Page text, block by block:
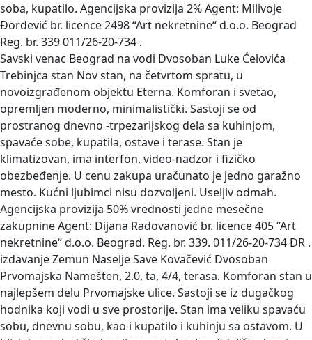
soba, kupatilo. Agencijska provizija 2% Agent: Milivoje
Đorđević br. licence 2498 “Art nekretnine“ d.o.o. Beograd
Reg. br. 339 011/26-20-734 .
Savski venac Beograd na vodi Dvosoban Luke Ćelovića
Trebinjca stan Nov stan, na četvrtom spratu, u
novoizgrađenom objektu Eterna. Komforan i svetao,
opremljen moderno, minimalistički. Sastoji se od
prostranog dnevno -trpezarijskog dela sa kuhinjom,
spavaće sobe, kupatila, ostave i terase. Stan je
klimatizovan, ima interfon, video-nadzor i fizičko
obezbeđenje. U cenu zakupa uračunato je jedno garažno
mesto. Kućni ljubimci nisu dozvoljeni. Useljiv odmah.
Agencijska provizija 50% vrednosti jedne mesečne
zakupnine Agent: Dijana Radovanović br. licence 405 “Art
nekretnine“ d.o.o. Beograd. Reg. br. 339. 011/26-20-734 DR .
izdavanje Zemun Naselje Save Kovačević Dvosoban
Prvomajska Namešten, 2.0, ta, 4/4, terasa. Komforan stan u
najlepšem delu Prvomajske ulice. Sastoji se iz dugačkog
hodnika koji vodi u sve prostorije. Stan ima veliku spavaću
sobu, dnevnu sobu, kao i kupatilo i kuhinju sa ostavom. U